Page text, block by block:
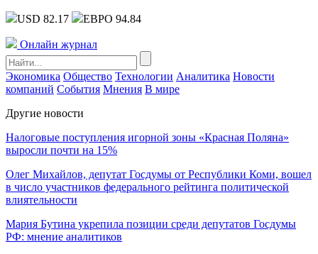
USD 82.17 ЕВРО 94.84
Онлайн журнал
Экономика Общество Технологии Аналитика Новости
компаний События Мнения В мире
Другие новости
Налоговые поступления игорной зоны «Красная Поляна»
выросли почти на 15%
Олег Михайлов, депутат Госдумы от Республики Коми, вошел
в число участников федерального рейтинга политической
влиятельности
Мария Бутина укрепила позиции среди депутатов Госдумы
РФ: мнение аналитиков